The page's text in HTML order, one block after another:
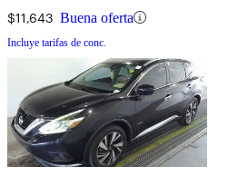
$11,643 Buena oferta
Incluye tarifas de conc.